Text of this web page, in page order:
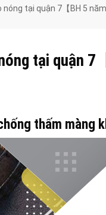
tại quận 7【BH 5 năm
tại quận 7
thấm màng